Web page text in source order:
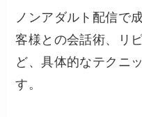
ノンアダルト配信で
客様との会話術、リ
ど、具体的なテクニ
す。